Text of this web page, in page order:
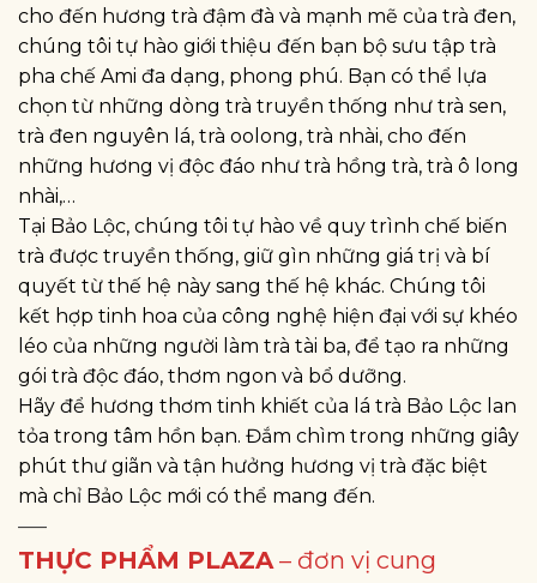
cho đến hương trà đậm đà và mạnh mẽ của trà đen,
chúng tôi tự hào giới thiệu đến bạn bộ sưu tập trà
pha chế Ami đa dạng, phong phú. Bạn có thể lựa
chọn từ những dòng trà truyền thống như trà sen,
trà đen nguyên lá, trà oolong, trà nhài, cho đến
những hương vị độc đáo như trà hồng trà, trà ô long
nhài,…
Tại Bảo Lộc, chúng tôi tự hào về quy trình chế biến
trà được truyền thống, giữ gìn những giá trị và bí
quyết từ thế hệ này sang thế hệ khác. Chúng tôi
kết hợp tinh hoa của công nghệ hiện đại với sự khéo
léo của những người làm trà tài ba, để tạo ra những
gói trà độc đáo, thơm ngon và bổ dưỡng.
Hãy để hương thơm tinh khiết của lá trà Bảo Lộc lan
tỏa trong tâm hồn bạn. Đắm chìm trong những giây
phút thư giãn và tận hưởng hương vị trà đặc biệt
mà chỉ Bảo Lộc mới có thể mang đến.
—–
THỰC PHẨM PLAZA– đơn vị cung